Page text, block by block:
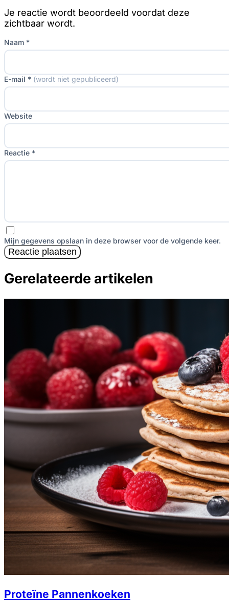
Je reactie wordt beoordeeld voordat deze
zichtbaar wordt.
Naam *
E-mail * (wordt niet gepubliceerd)
Website
Reactie *
Mijn gegevens opslaan in deze browser voor de volgende keer.
Reactie plaatsen
Gerelateerde artikelen
Proteïne Pannenkoeken